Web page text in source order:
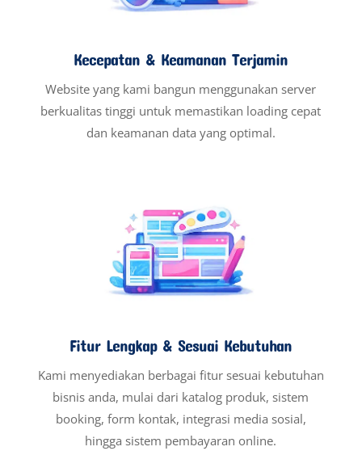
Kecepatan & Keamanan Terjamin
Website yang kami bangun menggunakan server
berkualitas tinggi untuk memastikan loading cepat
dan keamanan data yang optimal.
Fitur Lengkap & Sesuai Kebutuhan
Kami menyediakan berbagai fitur sesuai kebutuhan
bisnis anda, mulai dari katalog produk, sistem
booking, form kontak, integrasi media sosial,
hingga sistem pembayaran online.